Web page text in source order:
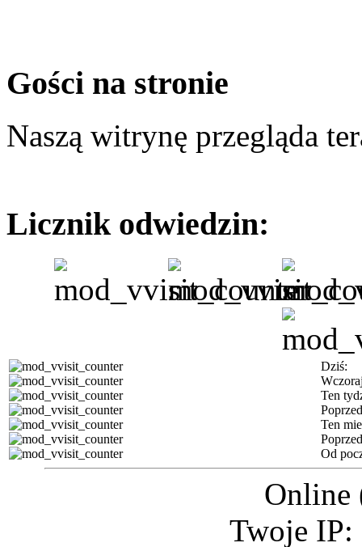
Gości na stronie
Naszą witrynę przegląda
Licznik odwiedzin:
Dziś:
Ten
Ten
Od
Online
Twoje IP: